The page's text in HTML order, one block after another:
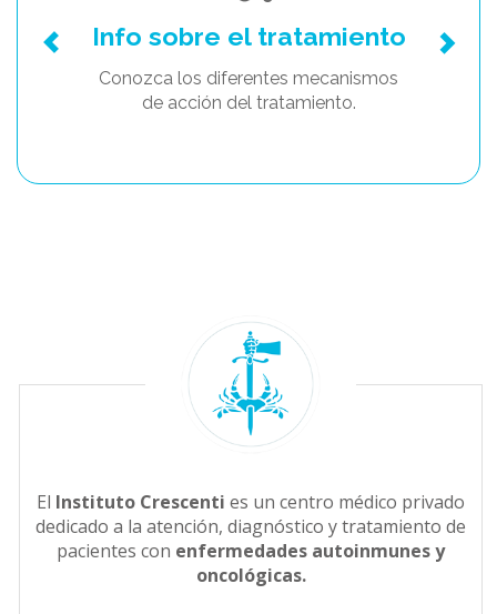
Info sobre el tratamiento
Conozca los diferentes mecanismos
de acción del tratamiento.
El Instituto Crescenti es un centro médico privado
dedicado a la atención, diagnóstico y tratamiento de
pacientes con enfermedades autoinmunes y
oncológicas.